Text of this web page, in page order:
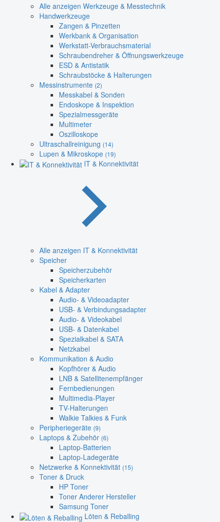
Alle anzeigen Werkzeuge & Messtechnik
Handwerkzeuge
Zangen & Pinzetten
Werkbank & Organisation
Werkstatt-Verbrauchsmaterial
Schraubendreher & Öffnungswerkzeuge
ESD & Antistatik
Schraubstöcke & Halterungen
Messinstrumente (2)
Messkabel & Sonden
Endoskope & Inspektion
Spezialmessgeräte
Multimeter
Oszilloskope
Ultraschallreinigung (14)
Lupen & Mikroskope (19)
IT & Konnektivität
Alle anzeigen IT & Konnektivität
Speicher
Speicherzubehör
Speicherkarten
Kabel & Adapter
Audio- & Videoadapter
USB- & Verbindungsadapter
Audio- & Videokabel
USB- & Datenkabel
Spezialkabel & SATA
Netzkabel
Kommunikation & Audio
Kopfhörer & Audio
LNB & Satellitenempfänger
Fernbedienungen
Multimedia-Player
TV-Halterungen
Walkie Talkies & Funk
Peripheriegeräte (9)
Laptops & Zubehör (6)
Laptop-Batterien
Laptop-Ladegeräte
Netzwerke & Konnektivität (15)
Toner & Druck
HP Toner
Toner Anderer Hersteller
Samsung Toner
Löten & Reballing